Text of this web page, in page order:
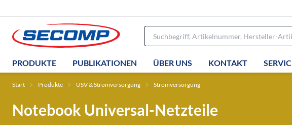
PRODUKTE PUBLIKATIONEN ÜBER UNS KONTAKT
Start Produkte USV & Stromversorgung Stromversorgung
Notebook Universal-Netzteile